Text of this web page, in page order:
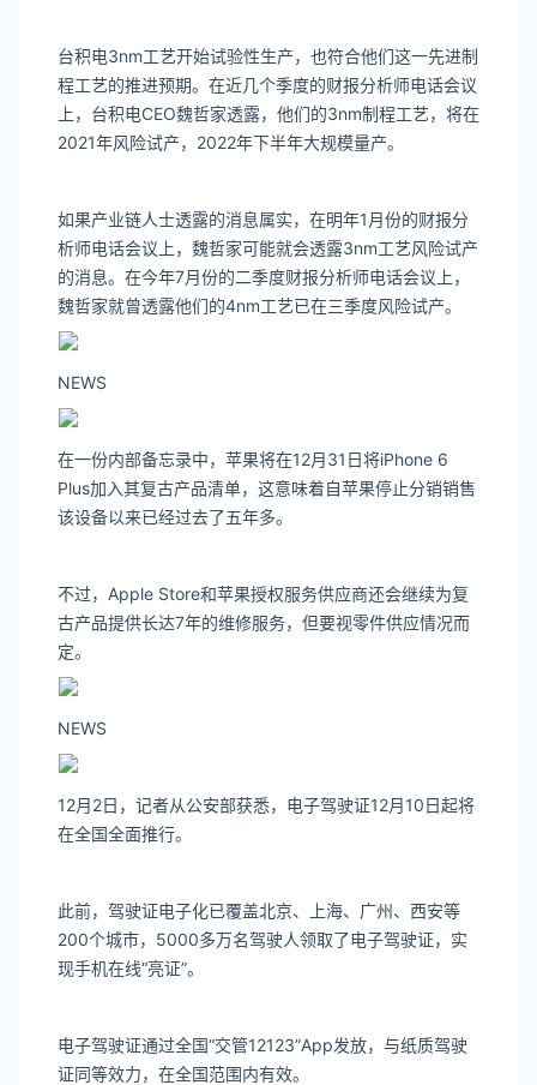
台积电3nm工艺开始试验性生产，也符合他们这一先进制
程工艺的推进预期。在近几个季度的财报分析师电话会议
上，台积电CEO魏哲家透露，他们的3nm制程工艺，将在
2021年风险试产，2022年下半年大规模量产。
如果产业链人士透露的消息属实，在明年1月份的财报分
析师电话会议上，魏哲家可能就会透露3nm工艺风险试产
的消息。在今年7月份的二季度财报分析师电话会议上，
魏哲家就曾透露他们的4nm工艺已在三季度风险试产。
NEWS
在一份内部备忘录中，苹果将在12月31日将iPhone 6
Plus加入其复古产品清单，这意味着自苹果停止分销销售
该设备以来已经过去了五年多。
不过，Apple Store和苹果授权服务供应商还会继续为复
古产品提供长达7年的维修服务，但要视零件供应情况而
定。
NEWS
12月2日，记者从公安部获悉，电子驾驶证12月10日起将
在全国全面推行。
此前，驾驶证电子化已覆盖北京、上海、广州、西安等
200个城市，5000多万名驾驶人领取了电子驾驶证，实
现手机在线“亮证”。
电子驾驶证通过全国“交管12123”App发放，与纸质驾驶
证同等效力，在全国范围内有效。